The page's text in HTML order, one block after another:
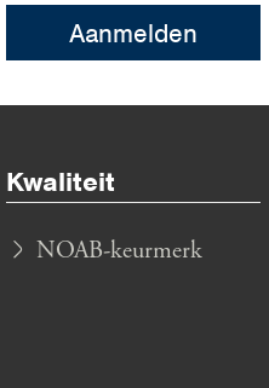
Aanmelden
Kwaliteit
NOAB-keurmerk